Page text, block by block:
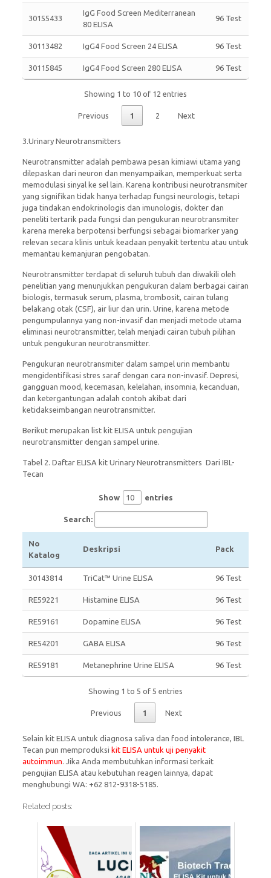
30155433
IgG Food Screen Mediterranean
80 ELISA
96 Test
30113482 IgG4 Food Screen 24 ELISA 96 Test
30115845 IgG4 Food Screen 280 ELISA 96 Test
Showing 1 to 10 of 12 entries
Previous 1 2 Next
3.Urinary Neurotransmitters
Neurotransmitter adalah pembawa pesan kimiawi utama yang
dilepaskan dari neuron dan menyampaikan, memperkuat serta
memodulasi sinyal ke sel lain. Karena kontribusi neurotransmiter
yang signifikan tidak hanya terhadap fungsi neurologis, tetapi
juga tindakan endokrinologis dan imunologis, dokter dan
peneliti tertarik pada fungsi dan pengukuran neurotransmiter
karena mereka berpotensi berfungsi sebagai biomarker yang
relevan secara klinis untuk keadaan penyakit tertentu atau untuk
memantau kemanjuran pengobatan.
Neurotransmitter terdapat di seluruh tubuh dan diwakili oleh
penelitian yang menunjukkan pengukuran dalam berbagai cairan
biologis, termasuk serum, plasma, trombosit, cairan tulang
belakang otak (CSF), air liur dan urin. Urine, karena metode
pengumpulannya yang non-invasif dan menjadi metode utama
eliminasi neurotransmitter, telah menjadi cairan tubuh pilihan
untuk pengukuran neurotransmitter.
Pengukuran neurotransmiter dalam sampel urin membantu
mengidentifikasi stres saraf dengan cara non-invasif. Depresi,
gangguan mood, kecemasan, kelelahan, insomnia, kecanduan,
dan ketergantungan adalah contoh akibat dari
ketidakseimbangan neurotransmitter.
Berikut merupakan list kit ELISA untuk pengujian
neurotransmitter dengan sampel urine.
Tabel 2. Daftar ELISA kit Urinary Neurotransmitters Dari IBL-
Tecan
Show entries
Search:
No
Katalog
Deskripsi Pack
30143814 TriCat™ Urine ELISA 96 Test
RE59221 Histamine ELISA 96 Test
RE59161 Dopamine ELISA 96 Test
RE54201 GABA ELISA 96 Test
RE59181 Metanephrine Urine ELISA 96 Test
Showing 1 to 5 of 5 entries
Previous 1 Next
Selain kit ELISA untuk diagnosa saliva dan food intolerance, IBL
Tecan pun memproduksi kit ELISA untuk uji penyakit
autoimmun. Jika Anda membutuhkan informasi terkait
pengujian ELISA atau kebutuhan reagen lainnya, dapat
menghubungi WA: +62 812-9318-5185.
Related posts: